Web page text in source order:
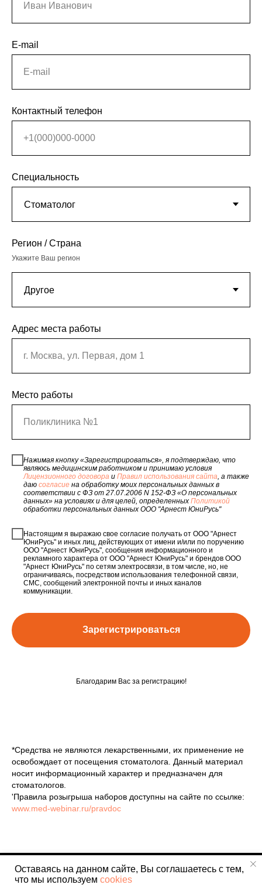
Иван Иванович
E-mail
E-mail
Контактный телефон
+1(000)000-0000
Специальность
Регион / Страна
Укажите Ваш регион
Адрес места работы
г. Москва, ул. Первая, дом 1
Место работы
Поликлиника №1
Нажимая кнопку «Зарегистрироваться», я подтверждаю, что
являюсь медицинским работником и принимаю условия
Лицензионного договора и Правил использования сайта , а также
даю согласие на обработку моих персональных данных в
соответствии с ФЗ от 27.07.2006 N 152-ФЗ «О персональных
данных» на условиях и для целей, определенных Политикой
обработки персональных данных ООО "Арнест ЮниРусь"
Настоящим я выражаю свое согласие получать от ООО "Арнест
ЮниРусь" и иных лиц, действующих от имени и/или по поручению
ООО "Арнест ЮниРусь", сообщения информационного и
рекламного характера от ООО "Арнест ЮниРусь" и брендов ООО
"Арнест ЮниРусь" по сетям электросвязи, в том числе, но, не
ограничиваясь, посредством использования телефонной связи,
СМС, сообщений электронной почты и иных каналов
коммуникации.
Зарегистрироваться
Благодарим Вас за регистрацию!
*Средства не являются лекарственными, их применение не
освобождает от посещения стоматолога. Данный материал
носит информационный характер и предназначен для
стоматологов.
'Правила розыгрыша наборов доступны на сайте по ссылке:
www.med-webinar.ru/pravdoc
Оставаясь на данном сайте, Вы соглашаетесь с тем,
что мы используем cookies
Made on Tilda